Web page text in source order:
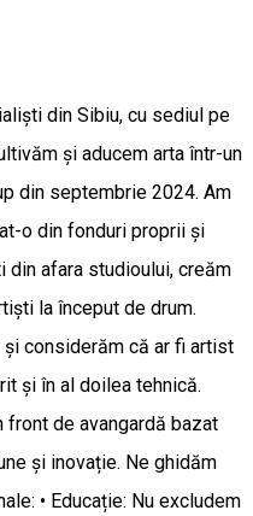
din Sibiu, cu sediul pe
și aducem arta într-un
din septembrie 2024. Am
o din fonduri proprii și
din afara studioului, creăm
la început de drum.
considerăm că ar fi artist
și în al doilea tehnică.
de avangardă bazat
și inovație. Ne ghidăm
• Educație: Nu excludem